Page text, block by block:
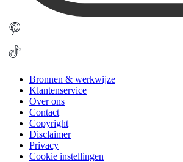
Bronnen & werkwijze
Klantenservice
Over ons
Contact
Copyright
Disclaimer
Privacy
Cookie instellingen